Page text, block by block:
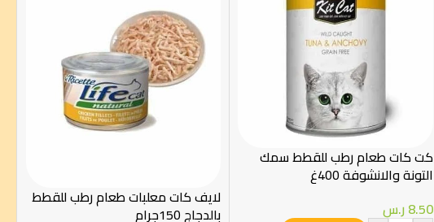
كت كات طعام رطب للقطط سمك
التونة والانشوفة 400غ
8.50ر.س
لايف كات معلبات طعام رطب للقطط
بالدجاج 150جرام